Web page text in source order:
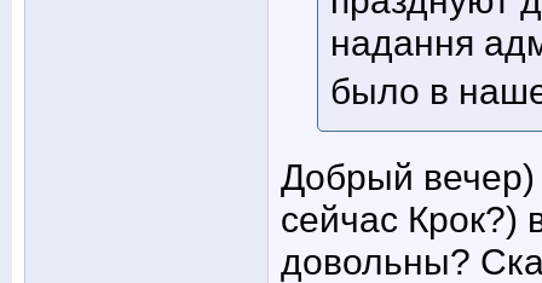
надання
было в
Добрый вечер)
сейчас Крок?)
довольны?